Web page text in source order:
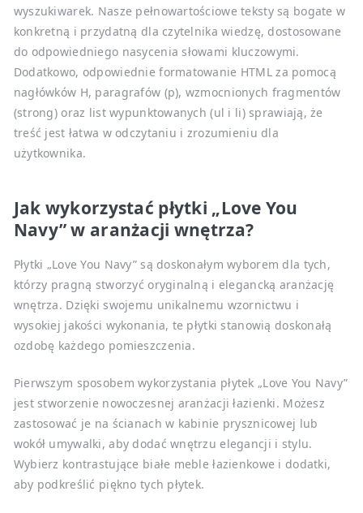
wyszukiwarek. Nasze pełnowartościowe teksty są bogate w
konkretną i przydatną dla czytelnika wiedzę, dostosowane
do odpowiedniego nasycenia słowami kluczowymi.
Dodatkowo, odpowiednie formatowanie HTML za pomocą
nagłówków H, paragrafów (p), wzmocnionych fragmentów
(strong) oraz list wypunktowanych (ul i li) sprawiają, że
treść jest łatwa w odczytaniu i zrozumieniu dla
użytkownika.
Jak wykorzystać płytki „Love You
Navy” w aranżacji wnętrza?
Płytki „Love You Navy” są doskonałym wyborem dla tych,
którzy pragną stworzyć oryginalną i elegancką aranżację
wnętrza. Dzięki swojemu unikalnemu wzornictwu i
wysokiej jakości wykonania, te płytki stanowią doskonałą
ozdobę każdego pomieszczenia.
Pierwszym sposobem wykorzystania płytek „Love You Navy”
jest stworzenie nowoczesnej aranżacji łazienki. Możesz
zastosować je na ścianach w kabinie prysznicowej lub
wokół umywalki, aby dodać wnętrzu elegancji i stylu.
Wybierz kontrastujące białe meble łazienkowe i dodatki,
aby podkreślić piękno tych płytek.